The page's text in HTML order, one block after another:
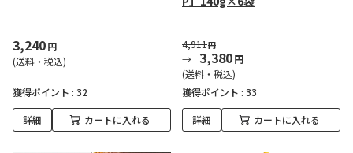
3,240円
(送料・税込)
獲得ポイント : 32
詳細 カートに入れる
4,911円
3,380円
(送料・税込)
獲得ポイント : 33
詳細 カートに入れる